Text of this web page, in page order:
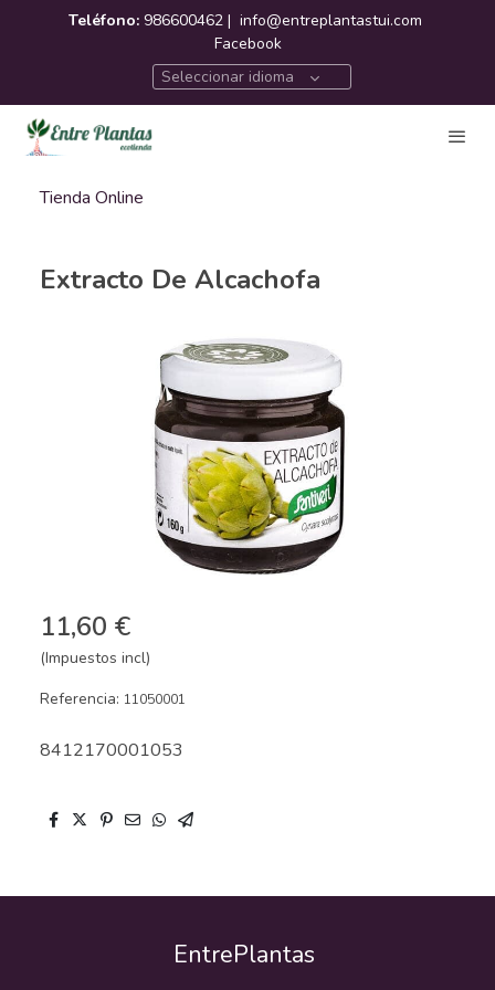
Teléfono: 986600462 | info@entreplantastui.com
Facebook
Seleccionar idioma
Tienda Online
Extracto De Alcachofa
11,60 €
(Impuestos incl)
Referencia: 11050001
8412170001053
EntrePlantas